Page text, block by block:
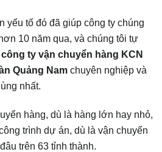
yếu tố đó đã giúp công ty chúng
10 năm qua, và chúng tôi tự
công ty vận chuyển hàng KCN
Quảng Nam chuyên nghiệp và
nhất.
hàng, dù là hàng lớn hay nhỏ,
trình dự án, dù là vận chuyển
trên 63 tỉnh thành.